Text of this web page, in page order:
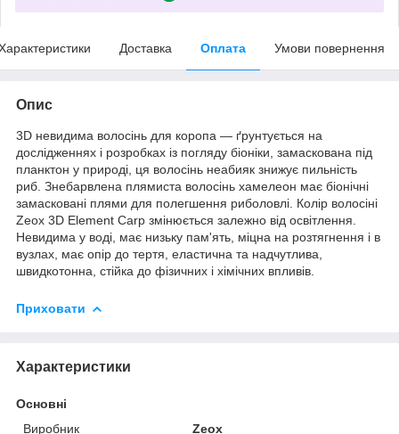
Доставка Оплата Умови повернення
Опис
3D невидима волосінь для коропа — ґрунтується на
дослідженнях і розробках із погляду біоніки, замаскована під
планктон у природі, ця волосінь неабияк знижує пильність
риб. Знебарвлена плямиста волосінь хамелеон має біонічні
замасковані плями для полегшення риболовлі. Колір волосіні
Zeox 3D Element Carp змінюється залежно від освітлення.
Невидима у воді, має низьку пам'ять, міцна на розтягнення і в
вузлах, має опір до тертя, еластична та надчутлива,
швидкотонна, стійка до фізичних і хімічних впливів.
Приховати
Характеристики
Основні
Виробник
Zeox